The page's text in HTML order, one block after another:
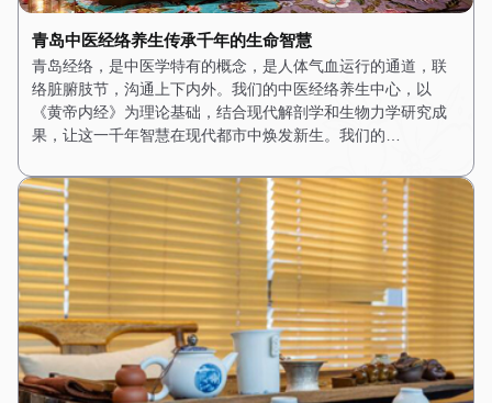
青岛中医经络养生传承千年的生命智慧
青岛经络，是中医学特有的概念，是人体气血运行的通道，联
络脏腑肢节，沟通上下内外。我们的中医经络养生中心，以
《黄帝内经》为理论基础，结合现代解剖学和生物力学研究成
果，让这一千年智慧在现代都市中焕发新生。我们的…